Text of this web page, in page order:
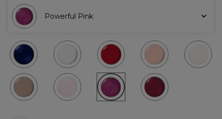
Powerful Pink